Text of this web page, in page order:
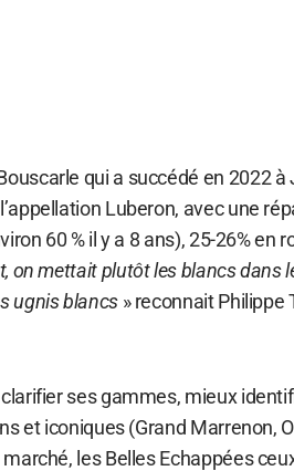
qui a succédé en 2022 à
Luberon, avec une
60 % il y a 8 ans), 25-26% en
on mettait plutôt les blancs dans
ugnis blancs» reconnait Philippe
ses gammes, mieux
et iconiques (Grand Marrenon,
les Belles Echappées